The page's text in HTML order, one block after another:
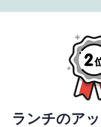
ランチのア